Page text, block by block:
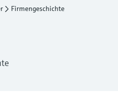
Firmengeschichte